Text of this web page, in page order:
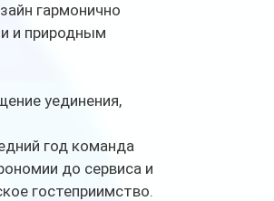
гармонично
и природным
уединения,
год команда
до сервиса и
гостеприимство.